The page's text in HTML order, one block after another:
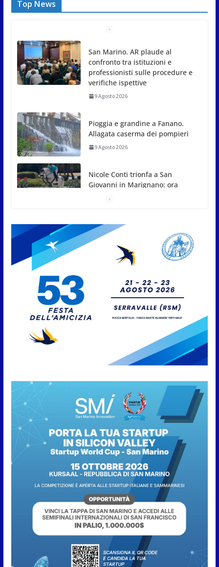
Top News
Pioggia e grandine a Fanano.
Allagata caserma dei pompieri
9 Agosto 2026
guarda ai Giochi del
Mediterraneo
9 Agosto 2026
Dennis Spircu fa doppietta a San Marino: suoi
singolare e doppio nel Junior ITF
Giro aereo d’Italia: a San Marino
è stata l’ultima tappa
9 Agosto 2026
confronto tra istituzioni e
professionisti sulle procedure e
verifiche ispettive
9 Agosto 2026